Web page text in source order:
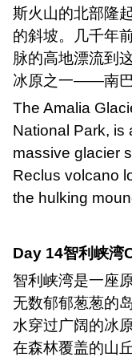
斯火山的北部隆
的斜坡。几千年
脉的高地漂流到
冰原之一——南巴
The Amalia
National Park, is
massive glacier
Reclus volcano
the hulking
Day 14智利峡湾
智利峡湾是一座
无数郁郁葱葱的
水穿过广阔的冰
在森林覆盖的山